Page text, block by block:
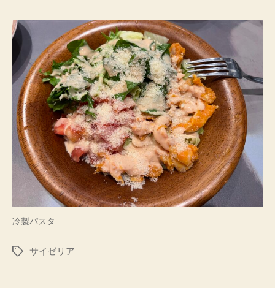
冷製パスタ
タ
サイゼリア